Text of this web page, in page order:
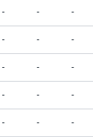
- - -
- - -
- - -
- - -
- - -